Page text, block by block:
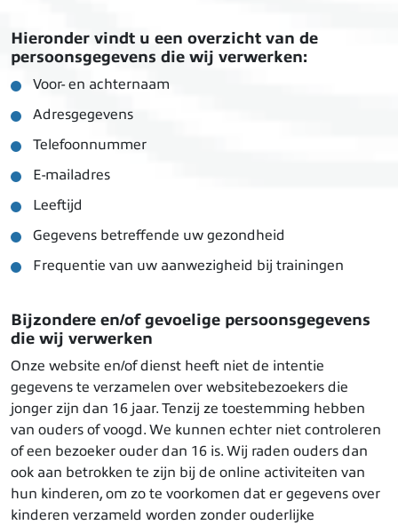
Hieronder vindt u een overzicht van de
persoonsgegevens die wij verwerken:
Voor- en achternaam
Adresgegevens
Telefoonnummer
E-mailadres
Leeftijd
Gegevens betreffende uw gezondheid
Frequentie van uw aanwezigheid bij trainingen
Bijzondere en/of gevoelige persoonsgegevens
die wij verwerken
Onze website en/of dienst heeft niet de intentie
gegevens te verzamelen over websitebezoekers die
jonger zijn dan 16 jaar. Tenzij ze toestemming hebben
van ouders of voogd. We kunnen echter niet controleren
of een bezoeker ouder dan 16 is. Wij raden ouders dan
ook aan betrokken te zijn bij de online activiteiten van
hun kinderen, om zo te voorkomen dat er gegevens over
kinderen verzameld worden zonder ouderlijke